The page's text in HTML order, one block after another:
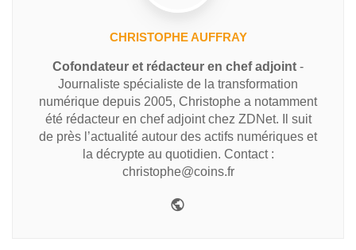
CHRISTOPHE AUFFRAY
Cofondateur et rédacteur en chef adjoint -
Journaliste spécialiste de la transformation
numérique depuis 2005, Christophe a notamment
été rédacteur en chef adjoint chez ZDNet. Il suit
de près l’actualité autour des actifs numériques et
la décrypte au quotidien. Contact :
christophe@coins.fr